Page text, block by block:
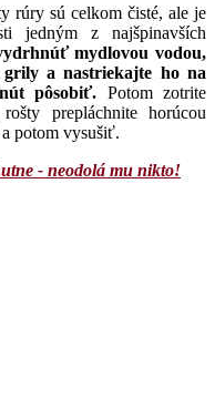
rúry sú celkom čisté, ale je
jedným z najšpinavších
mydlovou vodou,
a nastriekajte ho na
pôsobiť. Potom zotrite
prepláchnite horúcou
potom vysušiť.
- neodolá mu nikto!